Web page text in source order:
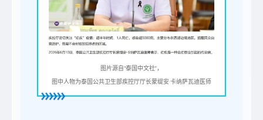
图片源自“泰国中文社”，
图中人物为泰国公共卫生部疾控厅厅长蒙缇安·卡纳萨瓦迪医师